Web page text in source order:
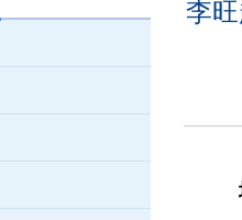
李